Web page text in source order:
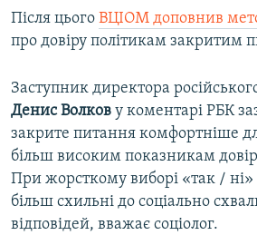
Після цього ВЦІОМ доповнив
про довіру політикам закритим
Заступник директора
Денис Волков у коментарі РБК
закрите питання комфортніше
більш високим показникам
При жорсткому виборі «так /
більш схильні до соціально
відповідей, вважає соціолог.